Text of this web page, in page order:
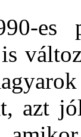
es
azt